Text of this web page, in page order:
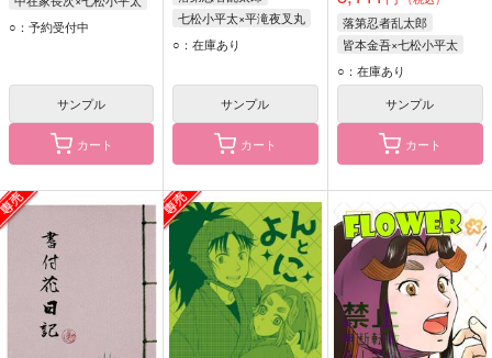
中在家長次
○：予約受付中
サンプル
カート
七松小平太×平滝夜叉丸
平滝夜叉丸
○：在庫あり
サンプル
カート
落第忍者乱太郎
皆本金吾×七松小平太
皆本金吾
○：在庫あり
サンプル
カート